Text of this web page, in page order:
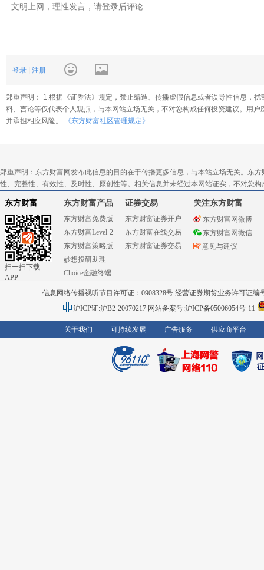
登录 注册
郑重声明： 1.根据《证券法》规定，禁止编造、传播虚假信息或者误导性信息，
料、言论等仅代表个人观点，与本网站立场无关，不对您构成任何投资建议。用
并承担相应风险。
《东方财富社区管理规定》
郑重声明：东方财富网发布此信息的目的在于传播更多信息，与本站立场无关。东
性、完整性、有效性、及时性、原创性等。相关信息并未经过本网站证实，不对您
东方财富
扫一扫下载
APP
东方财富产品
东方财富免费版
东方财富Level-2
东方财富策略版
妙想投研助理
Choice金融终端
证券交易
东方财富证券开户
东方财富在线交易
东方财富证券交易
关注东方财富
东方财富网微博
东方财富网微信
意见与建议
信息网络传播视听节目许可证：0908328号 经营证券期货业务许可证编
沪ICP证:沪B2-20070217 网站备案号:沪ICP备05006054号-11
关于我们 可持续发展 广告服务 供应商平台